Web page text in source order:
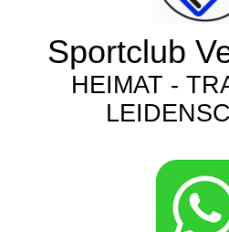
Sportclub
HEIMAT -